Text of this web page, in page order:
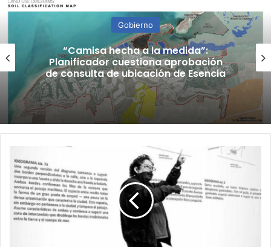
Gobierno
“Camisa hecha a la medida”:
Planificador cuestiona aprobación
de consulta de ubicación de Esencia
homenaje
la
vida